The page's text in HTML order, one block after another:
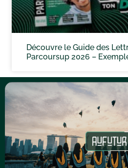
Découvre le Guide des
Parcoursup 2026 –